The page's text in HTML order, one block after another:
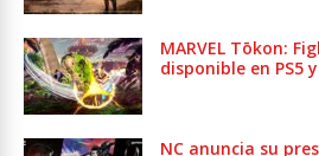
MARVEL Tōkon:
disponible en PS5 y
NC anuncia su